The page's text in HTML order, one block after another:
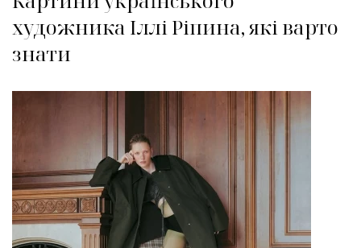
художника Іллі Ріпина, які варто
знати